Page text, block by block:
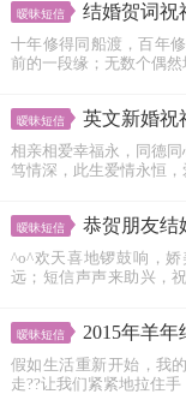
暧昧短信 结婚贺词祝
十年修得同船渡，百年
前的一段缘；无数个偶
暧昧短信 英文新婚祝
相亲相爱幸福永，同德
笃情深，此生爱情永恒
暧昧短信 恭贺朋友结
^o^欢天喜地锣鼓响，
远；短信声声来助兴，
暧昧短信 2015年羊
假如生活重新开始，我
走??让我们紧紧地拉住